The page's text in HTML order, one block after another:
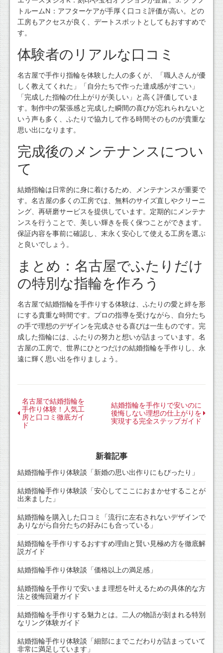
トルームN：アフターケアが手厚く口コミ評価が高い。どの
工房もアクセスが良く、デートスポットとしてもおすすめで
す。
体験者のリアルな口コミ
名古屋で手作り指輪を体験した人の多くが、「職人さんが優
しく教えてくれた」「自分たちで作った達成感がすごい」
「完成した指輪の仕上がりが美しい」と高く評価していま
す。制作中の緊張感と完成した瞬間の喜びが忘れられないと
いう声も多く、ふたりで協力して作る時間そのものが貴重な
思い出になります。
完成後のメンテナンスについ
て
結婚指輪は日常的に身に着けるため、メンテナンスが重要で
す。名古屋の多くの工房では、無料のサイズ直しやクリーニ
ング、再研磨サービスを提供しています。定期的にメンテナ
ンスを行うことで、美しい輝きを長く保つことができます。
保証内容を事前に確認し、末永く安心して使える工房を選ぶ
と良いでしょう。
まとめ：名古屋でふたりだけ
の特別な指輪を作ろう
名古屋で結婚指輪を手作りする体験は、ふたりの愛と絆を形
にする貴重な時間です。プロの指導を受けながら、自分たち
の手で理想のデザインを完成させる喜びは一生ものです。完
成した指輪には、ふたりの努力と想いが詰まっています。名
古屋の工房で、世界にひとつだけの結婚指輪を手作りし、永
遠に輝く思い出を作りましょう。
名古屋で結婚指輪を
手作り体験！人気工
房と口コミ徹底ガイ
ド
結婚指輪を手作りで安いのに
後悔しない理想の仕上がりを
実現する完全ステップガイド
新着記事
結婚指輪手作り体験談「新婚の思い出作りにもぴったり」
結婚指輪手作り体験談「安心してここにおまかせすることが
出来ました」
結婚指輪を購入した口コミ「流行に左右されないデザインで
ありながら自分たちの好みにも合っている」
結婚指輪を手作りするおすすめ理由と賢い見極め方を徹底解
説ガイド
結婚指輪手作り体験談「価格以上の満足感」
結婚指輪を手作りで安いまま理想を叶えるための具体的な方
法と後悔回避ガイド
結婚指輪を手作りする魅力とは。二人の物語が刻まれる特別
なリング体験ガイド
結婚指輪手作り体験談「細部にまでこだわりが詰まっていて
非常に満足しています」